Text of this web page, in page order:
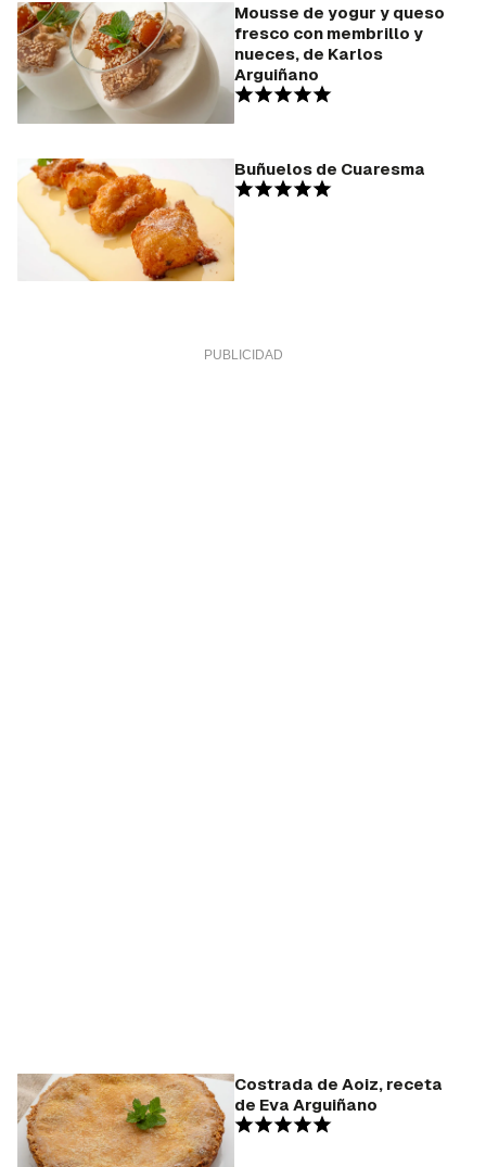
Mousse de yogur y queso
fresco con membrillo y
nueces, de Karlos
Arguiñano
Buñuelos de Cuaresma
Costrada de Aoiz, receta
de Eva Arguiñano